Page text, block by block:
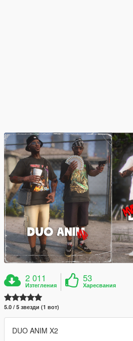
2 011
Изтегления
53
Харесвания
5.0 / 5 звезди (1 вот)
DUO ANIM X2